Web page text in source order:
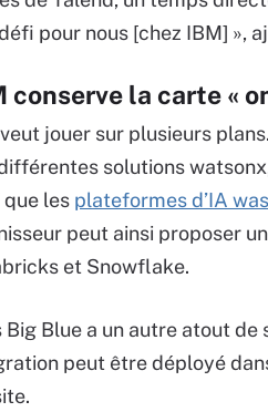
pour nous [chez IBM] »,
conserve la carte «
jouer sur plusieurs
solutions
que les plateformes d’IA
peut ainsi proposer
et Snowflake.
Big Blue a un autre atout
peut être déployé